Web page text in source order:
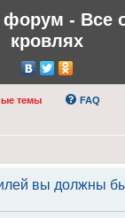
- Все
кровлях
темы FAQ
вы должны